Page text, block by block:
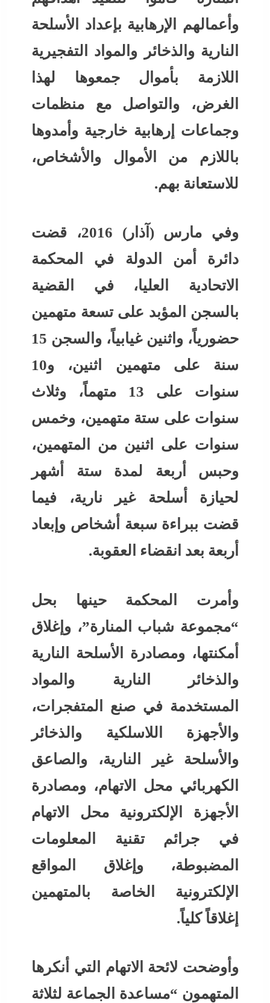
وأعمالهم الإرهابية بإعداد الأسلحة
النارية والذخائر والمواد التفجيرية
اللازمة بأموال جمعوها لهذا
الغرض، والتواصل مع منظمات
وجماعات إرهابية خارجية وأمدوها
باللازم من الأموال والأشخاص،
للاستعانة بهم.
وفي مارس (آذار) 2016، قضت
دائرة أمن الدولة في المحكمة
الاتحادية العليا، في القضية
بالسجن المؤبد على تسعة متهمين
حضورياً، واثنين غيابياً، والسجن 15
سنة على متهمين اثنين، و10
سنوات على 13 متهماً، وثلاث
سنوات على ستة متهمين، وخمس
سنوات على اثنين من المتهمين،
وحبس أربعة لمدة ستة أشهر
لحيازة أسلحة غير نارية، فيما
قضت ببراءة سبعة أشخاص وإبعاد
أربعة بعد انقضاء العقوبة.
وأمرت المحكمة حينها بحل
“مجموعة شباب المنارة”، وإغلاق
أمكنتها، ومصادرة الأسلحة النارية
والذخائر النارية والمواد
المستخدمة في صنع المتفجرات،
والأجهزة اللاسلكية والذخائر
والأسلحة غير النارية، والصاعق
الكهربائي محل الاتهام، ومصادرة
الأجهزة الإلكترونية محل الاتهام
في جرائم تقنية المعلومات
المضبوطة، وإغلاق المواقع
الإلكترونية الخاصة بالمتهمين
إغلاقاً كلياً.
وأوضحت لائحة الاتهام التي أنكرها
المتهمون “مساعدة الجماعة لثلاثة